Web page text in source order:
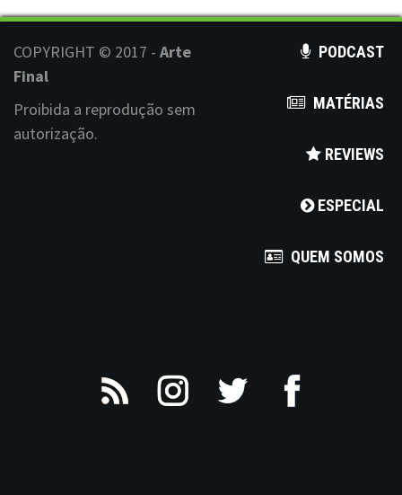
COPYRIGHT © 2017 - Arte
Final
Proibida a reprodução sem
autorização.
PODCAST
MATÉRIAS
REVIEWS
ESPECIAL
QUEM SOMOS